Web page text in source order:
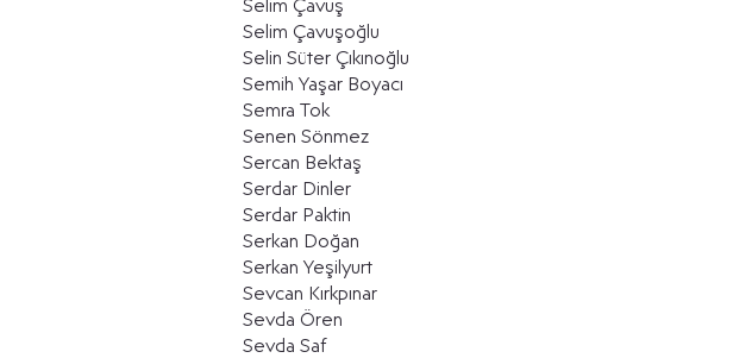
Selim Çavuş
Selim Çavuşoğlu
Selin Süter Çıkınoğlu
Semih Yaşar Boyacı
Semra Tok
Senen Sönmez
Sercan Bektaş
Serdar Dinler
Serdar Paktin
Serkan Doğan
Serkan Yeşilyurt
Sevcan Kırkpınar
Sevda Ören
Sevda Saf